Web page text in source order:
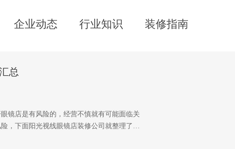
企业动态 行业知识 装修指南
总
镜店是有风险的，经营不慎就有可能面临关
，下面阳光视线眼镜店装修公司就整理了…